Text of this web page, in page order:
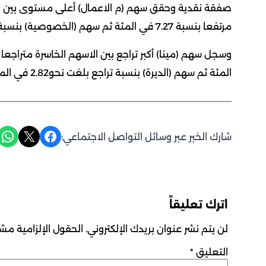
مرتفعا بنسبة 7.27 في المئة ثم سهم (الخصوصية) بنسبة 6.41 في المئة.
المئة ثم سهم (الديرة) بنسبة تراجع بلغت نحو2.82 في المئة.
شارك الخبر عبر وسائل التواصل الاجتماعي: Share on Facebook
Share on X
Share on WhatsApp
اترك تعليقاً
لن يتم نشر عنوان بريدك الإلكتروني. الحقول الإلزامية
التعليق *